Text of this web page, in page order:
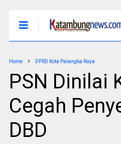
Home DPRD Kota Palangka Raya
PSN Dinilai
Cegah
DBD